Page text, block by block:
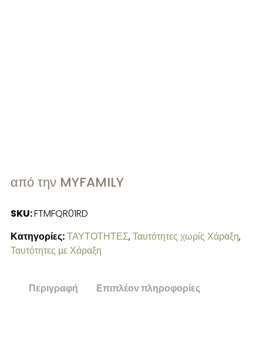
από την MYFAMILY
SKU:FTMFQR01RD
Κατηγορίες:ΤΑΥΤΟΤΗΤΕΣ,Ταυτότητες χωρίς Χάραξη,
Ταυτότητες με Χάραξη
Περιγραφή Επιπλέον πληροφορίες